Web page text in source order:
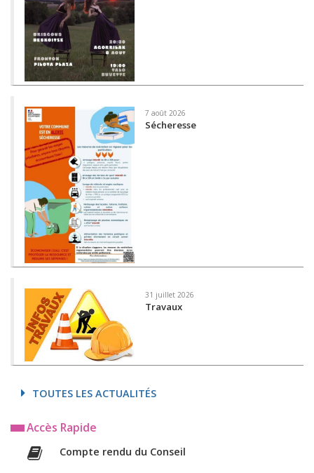
7 août 2026
Sécheresse
31 juillet 2026
Travaux
TOUTES LES ACTUALITÉS
Accès Rapide
Compte rendu du Conseil